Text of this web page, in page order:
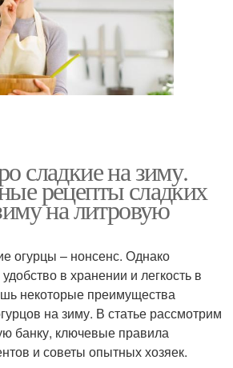
сладкие на зиму.
рецепты сладких
на литровую
огурцы – нонсенс. Однако
в хранении и легкость в
некоторые преимущества
на зиму. В статье рассмотрим
банку, ключевые правила
и советы опытных хозяек.